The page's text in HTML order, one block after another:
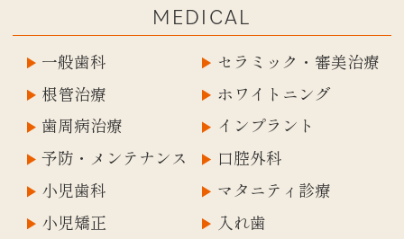
MEDICAL
一般歯科
根管治療
歯周病治療
予防・メンテナンス
小児歯科
小児矯正
セラミック・審美治療
ホワイトニング
インプラント
口腔外科
マタニティ診療
入れ歯